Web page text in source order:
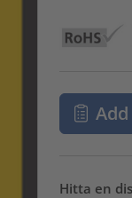
Hitta en